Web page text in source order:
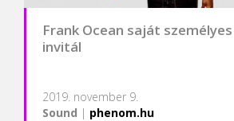
Frank Ocean saját
invitál
2019. november 9.
Sound | phenom.hu